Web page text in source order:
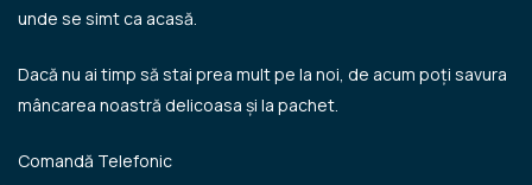
unde se simt ca acasă.
Dacă nu ai timp să stai prea mult pe la noi, de acum poți savura
mâncarea noastră delicoasa și la pachet.
Comandă Telefonic